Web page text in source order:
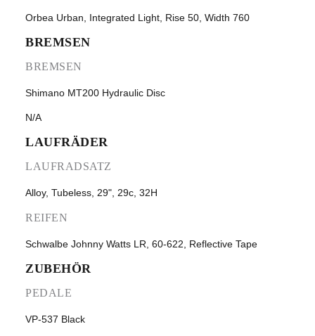
Orbea Urban, Integrated Light, Rise 50, Width 760
BREMSEN
BREMSEN
Shimano MT200 Hydraulic Disc
N/A
LAUFRÄDER
LAUFRADSATZ
Alloy, Tubeless, 29", 29c, 32H
REIFEN
Schwalbe Johnny Watts LR, 60-622, Reflective Tape
ZUBEHÖR
PEDALE
VP-537 Black